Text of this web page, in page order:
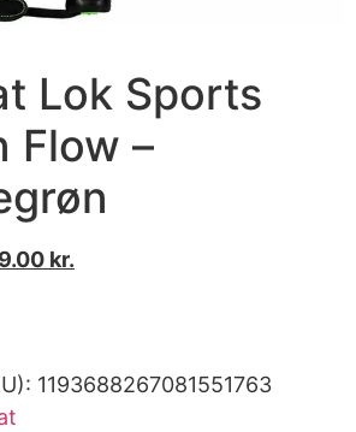
Lok Sports
Flow –
kr.
1193688267081551763